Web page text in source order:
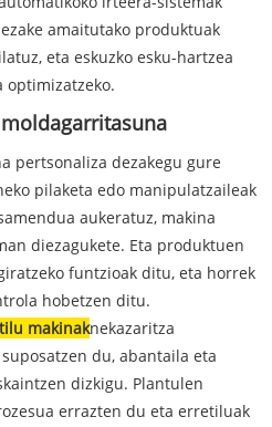
amaitutako produktuak
eta eskuzko esku-hartzea
pertsonaliza dezakegu gure
pilaketa edo manipulatzaileak
aukeratuz, makina
diezagukete. Eta produktuen
funtzioak ditu, eta horrek
hobetzen ditu.
makinaknekazaritza
du, abantaila eta
dizkigu. Plantulen
errazten du eta erretiluak